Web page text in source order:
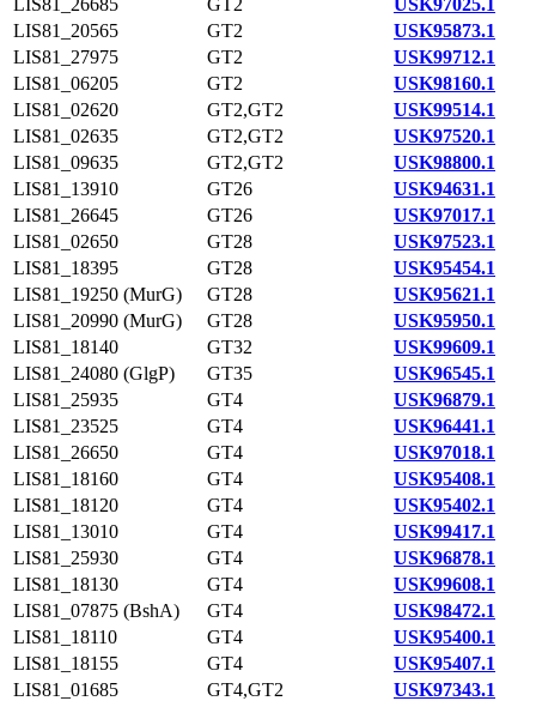
LIS81_26685 GT2
USK97025.1
LIS81_20565
GT2
USK95873.1
LIS81_27975
GT2
USK99712.1
LIS81_06205
GT2
USK98160.1
LIS81_02620
GT2,GT2
USK99514.1
LIS81_02635
GT2,GT2
USK97520.1
LIS81_09635
GT2,GT2
USK98800.1
LIS81_13910
GT26
USK94631.1
LIS81_26645
GT26
USK97017.1
LIS81_02650
GT28
USK97523.1
LIS81_18395
GT28
USK95454.1
LIS81_19250 (MurG)
GT28
USK95621.1
LIS81_20990 (MurG)
GT28
USK95950.1
LIS81_18140
GT32
USK99609.1
LIS81_24080 (GlgP)
GT35
USK96545.1
LIS81_25935
GT4
USK96879.1
LIS81_23525
GT4
USK96441.1
LIS81_26650
GT4
USK97018.1
LIS81_18160
GT4
USK95408.1
LIS81_18120
GT4
USK95402.1
LIS81_13010
GT4
USK99417.1
LIS81_25930
GT4
USK96878.1
LIS81_18130
GT4
USK99608.1
LIS81_07875 (BshA)
GT4
USK98472.1
LIS81_18110
GT4
USK95400.1
LIS81_18155
GT4
USK95407.1
LIS81_01685
GT4,GT2
USK97343.1